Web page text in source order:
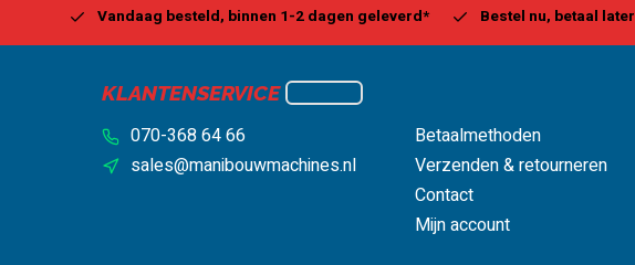
Vandaag besteld, binnen 1-2 dagen geleverd* Bestel nu, betaal later
KLANTENSERVICE
070-368 64 66
sales@manibouwmachines.nl
Betaalmethoden
Verzenden & retourneren
Contact
Mijn account